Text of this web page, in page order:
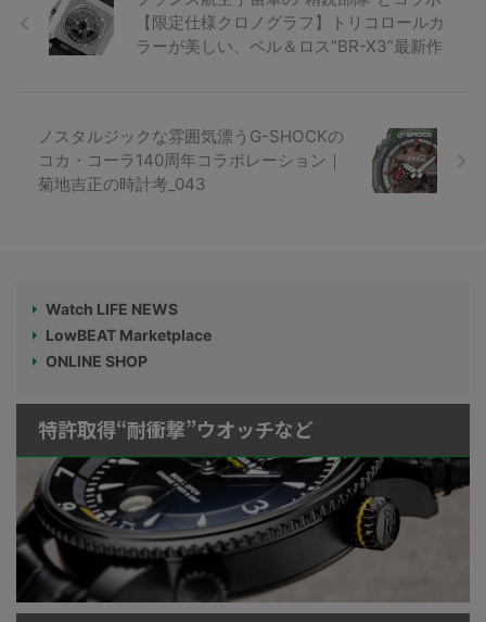
【限定仕様クロノグラフ】トリコロールカ
ラーが美しい、ベル＆ロス“BR-X3”最新作
ノスタルジックな雰囲気漂うG-SHOCKの
コカ・コーラ140周年コラボレーション｜
菊地吉正の時計考_043
Watch LIFE NEWS
LowBEAT Marketplace
ONLINE SHOP
特許取得“耐衝撃”ウオッチなど